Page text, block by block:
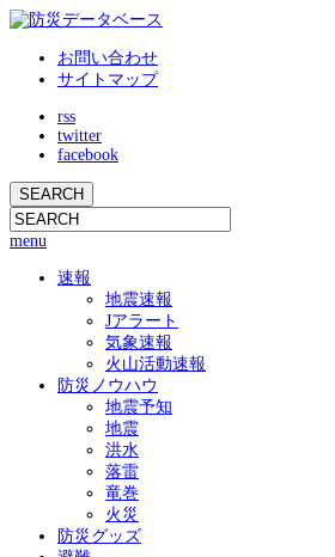
お問い合わせ
サイトマップ
rss
twitter
facebook
menu
速報
地震速報
Jアラート
気象速報
火山活動速報
防災ノウハウ
地震予知
地震
洪水
落雷
竜巻
火災
防災グッズ